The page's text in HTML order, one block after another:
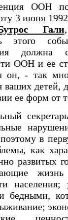
ООН
3 июня
Гали
этого
должна
ООН и ее
он, - так
ваших детей,
ее форм от
в
как
развитых
бедными,